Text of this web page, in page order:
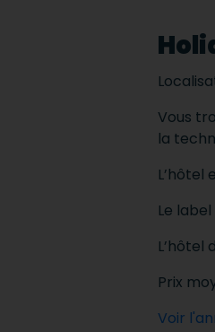
Vous
la
L’hôtel
Le
L’hôtel
Prix
Voir